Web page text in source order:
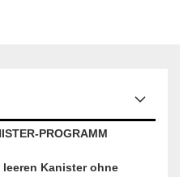
PROGRAMM
leeren Kanister ohne